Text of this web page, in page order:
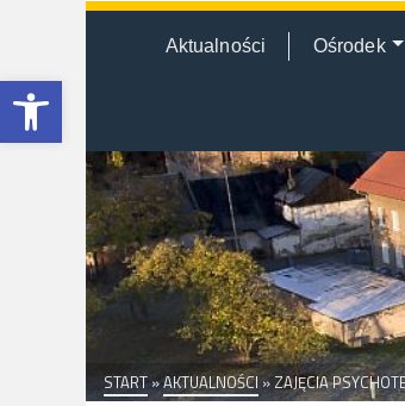
Otwórz pasek narzędzi
Aktualności Ośrodek
START »AKTUALNOŚCI » ZAJĘCIA